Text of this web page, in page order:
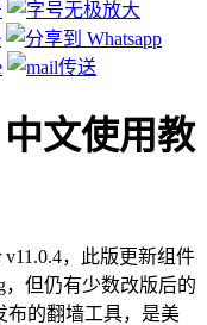
中文使用教
v11.0.4，此版更新组件
，但仍有少数改版后的
布的翻墙工具，是美